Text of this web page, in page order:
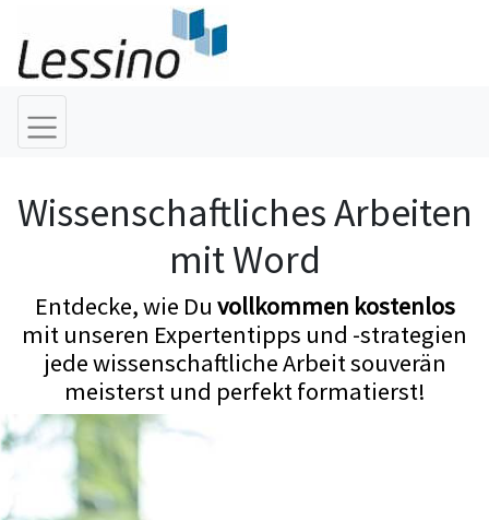
Wissenschaftliches Arbeiten
mit Word
Entdecke, wie Du vollkommen kostenlos
mit unseren Expertentipps und -strategien
jede wissenschaftliche Arbeit souverän
meisterst und perfekt formatierst!